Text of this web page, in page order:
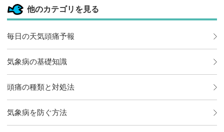
他のカテゴリを見る
毎日の天気頭痛予報
気象病の基礎知識
頭痛の種類と対処法
気象病を防ぐ方法